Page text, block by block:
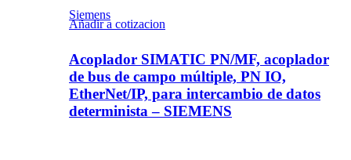
Siemens
Añadir a cotizacion
Acoplador SIMATIC PN/MF, acoplador
de bus de campo múltiple, PN IO,
EtherNet/IP, para intercambio de datos
determinista – SIEMENS